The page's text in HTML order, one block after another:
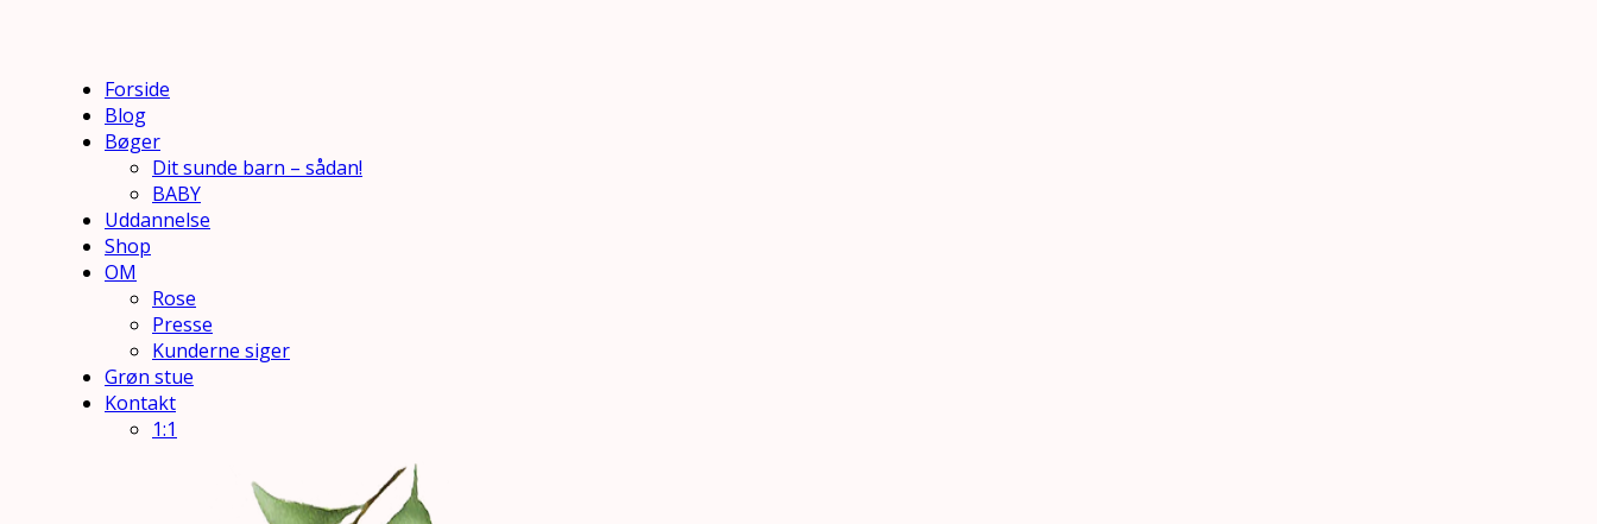
Forside
Blog
Bøger
Dit sunde barn – sådan!
BABY
Uddannelse
Shop
OM
Rose
Presse
Kunderne siger
Grøn stue
Kontakt
1:1